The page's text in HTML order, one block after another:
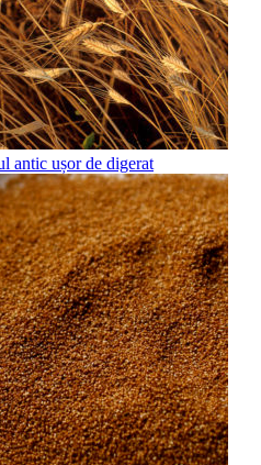
antic ușor de digerat